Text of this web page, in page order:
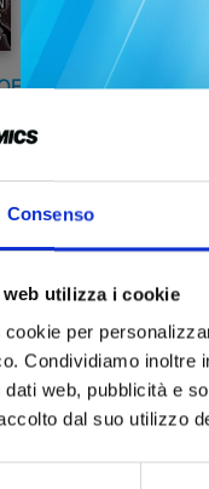
Consenso
utilizza i cookie
per
Condividiamo inoltre
dati web, pubblicità e
dal suo utilizzo
JINRUI-